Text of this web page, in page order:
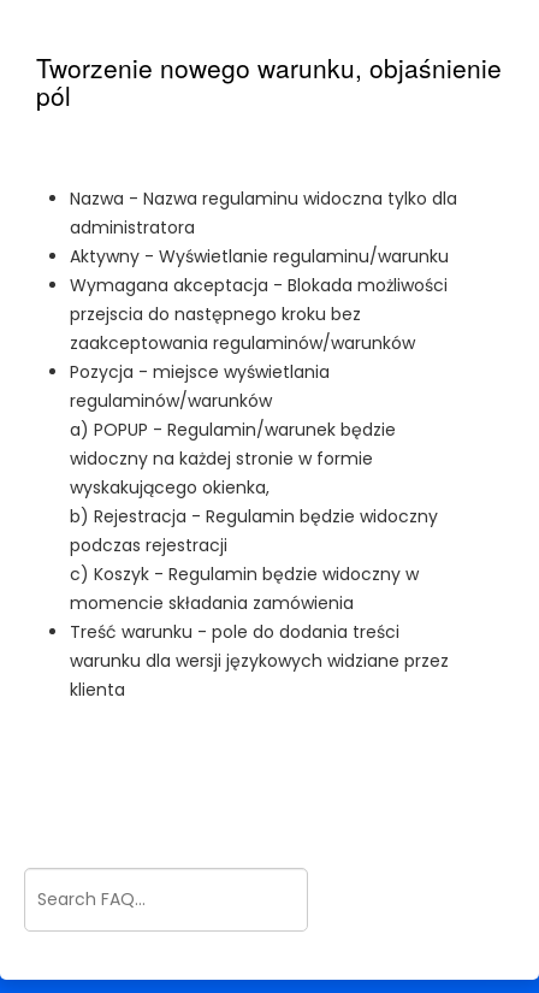
Tworzenie nowego warunku, objaśnienie
pól
Nazwa - Nazwa regulaminu widoczna tylko dla
administratora
Aktywny - Wyświetlanie regulaminu/warunku
Wymagana akceptacja - Blokada możliwości
przejscia do następnego kroku bez
zaakceptowania regulaminów/warunków
Pozycja - miejsce wyświetlania
regulaminów/warunków
a) POPUP - Regulamin/warunek będzie
widoczny na każdej stronie w formie
wyskakującego okienka,
b) Rejestracja - Regulamin będzie widoczny
podczas rejestracji
c) Koszyk - Regulamin będzie widoczny w
momencie składania zamówienia
Treść warunku - pole do dodania treści
warunku dla wersji językowych widziane przez
klienta